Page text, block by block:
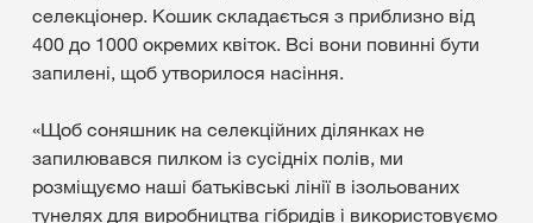
селекціонер. Кошик складається з приблизно від
400 до 1000 окремих квіток. Всі вони повинні бути
запилені, щоб утворилося насіння.
«Щоб соняшник на селекційних ділянках не
запилювався пилком із сусідніх полів, ми
розміщуємо наші батьківські лінії в ізольованих
тунелях для виробництва гібридів і використовуємо